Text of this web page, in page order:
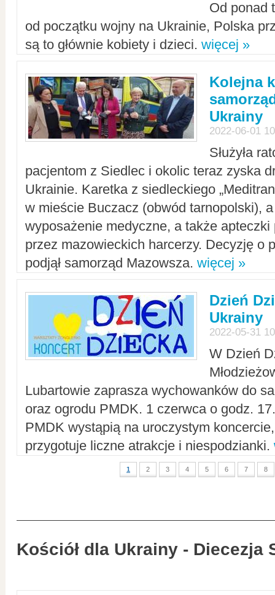
Od ponad
od początku wojny na Ukrainie, Polska
są to głównie kobiety i dzieci. więcej »
Kolejna
Ukrainy
2022-06-01
Służyła
pacjentom z Siedlec i okolic teraz zyska
Ukrainie. Karetka z siedleckiego
w mieście Buczacz (obwód tarnopolski),
wyposażenie medyczne, a także apteczki
przez mazowieckich harcerzy. Decyzję o
podjął samorząd Mazowsza. więcej »
Dzień
Ukrainy
2022-05-31
W Dzień
Lubartowie zaprasza wychowanków do
oraz ogrodu PMDK. 1 czerwca o godz.
PMDK wystąpią na uroczystym
przygotuje liczne atrakcje i niespodzianki.
1 2 3 4 5 6 7 8
Kościół dla Ukrainy - Diecezja